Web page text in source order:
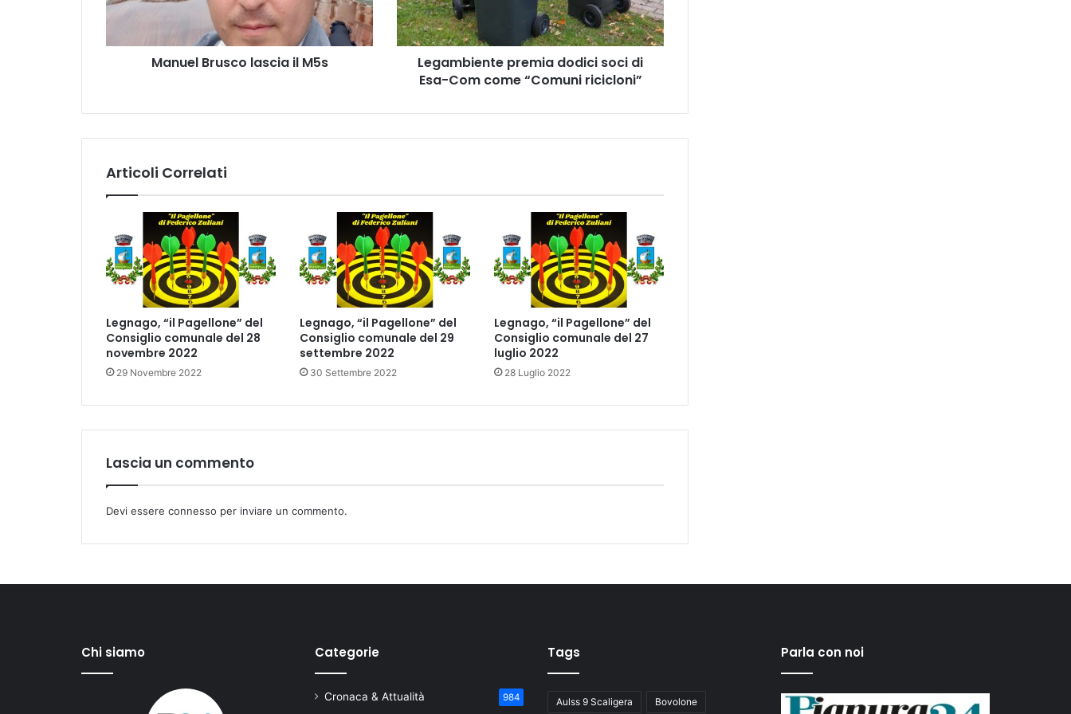
Manuel Brusco lascia il M5s
Com
come
“Comuni
ricicloni”Legambiente premia dodici soci di
Esa-Com come “Comuni ricicloni”
Articoli Correlati
Legnago, “il Pagellone” del
Consiglio comunale del 28
novembre 2022
29 Novembre 2022
Legnago, “il Pagellone” del
Consiglio comunale del 29
settembre 2022
30 Settembre 2022
Legnago, “il Pagellone” del
Consiglio comunale del 27
luglio 2022
28 Luglio 2022
Lascia un commento
Devi essere connesso per inviare un commento.
Chi siamo Categorie
Cronaca & Attualità 984
Tags
Aulss 9 Scaligera Bovolone
Parla con noi